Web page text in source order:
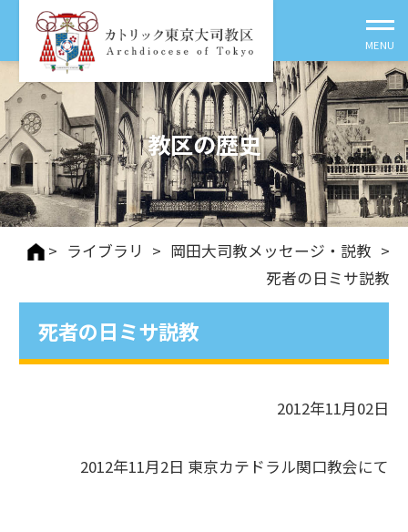
教区の歴史
> ライブラリ > 岡田大司教メッセージ・説教 >
死者の日ミサ説教
死者の日ミサ説教
2012年11月02日
2012年11月2日 東京カテドラル関口教会にて